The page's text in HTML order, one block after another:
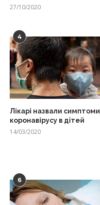
27/10/2020
4
Лікарі назвали симптоми
коронавірусу в дітей
14/03/2020
6